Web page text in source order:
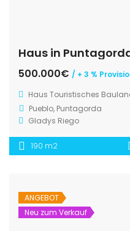
Haus in
500.000€ / + 3 %
Haus Touristisches
Pueblo, Puntagorda
Gladys Riego
190 m2
ANGEBOT
Neu zum Verkauf